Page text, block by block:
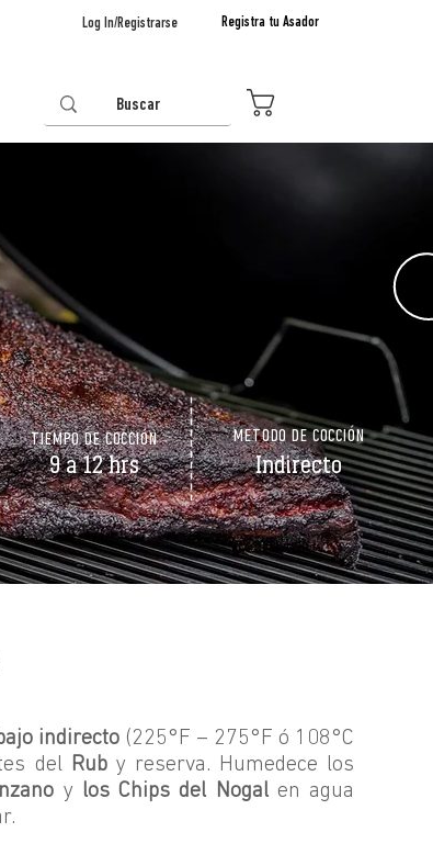
Registra tu Asador
Log In/Registrarse
TIEMPO DE COCCIÓN
9 a 12 hrs
METODO DE COCCIÓN
Indirecto
indirecto (225°F – 275°F ó 108°C
del Rub y reserva. Humedece los
y los Chips del Nogalen agua